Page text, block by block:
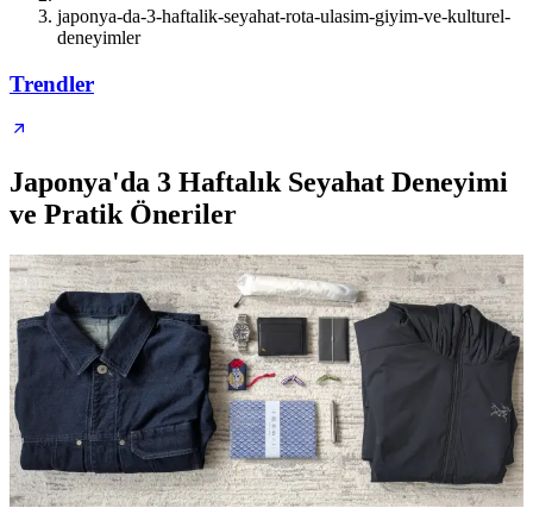
japonya-da-3-haftalik-seyahat-rota-ulasim-giyim-ve-kulturel-
deneyimler
Trendler
Japonya'da 3 Haftalık Seyahat Deneyimi
ve Pratik Öneriler